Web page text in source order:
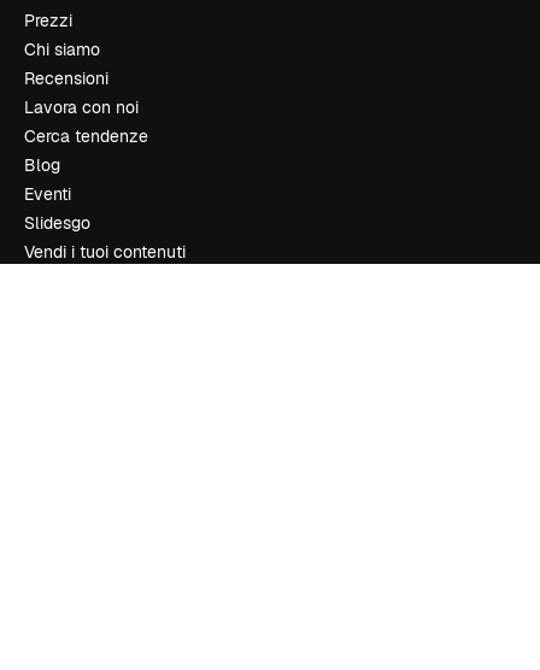
Prezzi
Chi siamo
Recensioni
Lavora con noi
Cerca tendenze
Blog
Eventi
Slidesgo
Vendi i tuoi contenuti